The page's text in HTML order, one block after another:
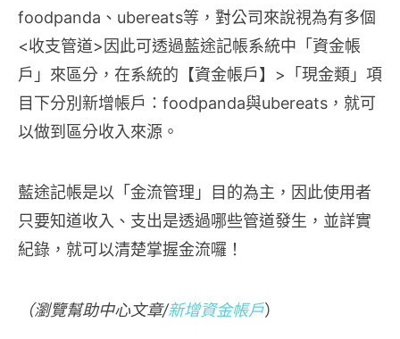
foodpanda、ubereats等，對公司來說視為有多個
<收支管道>因此可透過藍途記帳系統中「資金帳
戶」來區分，在系統的【資金帳戶】>「現金類」項
目下分別新增帳戶：foodpanda與ubereats，就可
以做到區分收入來源。
藍途記帳是以「金流管理」目的為主，因此使用者
只要知道收入、支出是透過哪些管道發生，並詳實
紀錄，就可以清楚掌握金流囉！
（瀏覽幫助中心文章/新增資金帳戶）